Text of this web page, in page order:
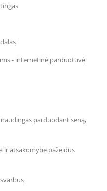
- internetinė parduotuvė
parduodant seną,
ir atsakomybė pažeidus